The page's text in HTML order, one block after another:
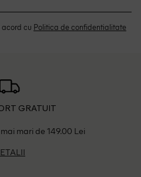
cu Politica de confidentialitate
GRATUIT
mari de 149.00 Lei